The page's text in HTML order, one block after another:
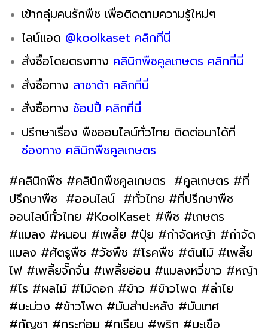
เข้ากลุ่มคนรักพืช เพื่อติดตามความรู้ใหม่ๆ
ไลน์แอด @koolkaset คลิกที่นี่
สั่งซื้อโดยตรงทาง คลินิกพืชคูลเกษตร คลิกที่นี่
สั่งซื้อทาง ลาซาด้า คลิกที่นี่
สั่งซื้อทาง ช้อปปี้ คลิกที่นี่
ปรึกษาเรื่อง พืชออนไลน์ทั่วไทย ติดต่อมาได้ที่
ช่องทาง คลินิกพืชคูลเกษตร
#คลินิกพืช #คลินิกพืชคูลเกษตร #คูลเกษตร #ที่
ปรึกษาพืช #ออนไลน์ #ทั่วไทย #ที่ปรึกษาพืช
ออนไลน์ทั่วไทย #KoolKaset #พืช #เกษตร
#แมลง #หนอน #เพลี้ย #ปุ๋ย #กำจัดหญ้า #กำจัด
แมลง #ศัตรูพืช #วัชพืช #โรคพืช #ต้นไม้ #เพลี้ย
ไฟ #เพลี้ยจั๊กจั่น #เพลี้ยอ่อน #แมลงหวี่ขาว #หญ้า
#ไร #ผลไม้ #ไม้ดอก #ข้าว #ข้าวโพด #ลำไย
#มะม่วง #ข้าวโพด #มันสำปะหลัง #มันเทศ
#กัญชา #กระท่อม #ทุเรียน #พริก #มะเขือ